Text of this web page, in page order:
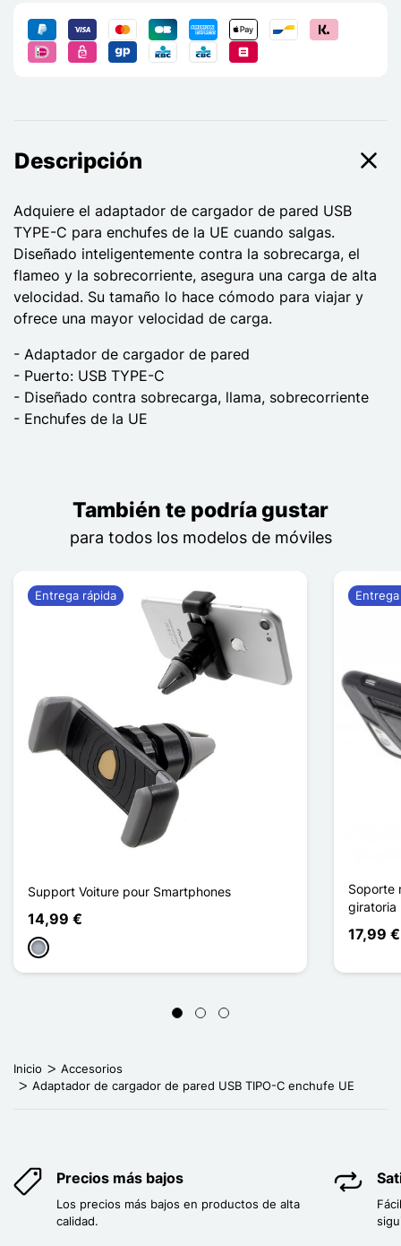
Descripción
Adquiere el adaptador de cargador de pared USB
TYPE-C para enchufes de la UE cuando salgas.
Diseñado inteligentemente contra la sobrecarga, el
flameo y la sobrecorriente, asegura una carga de alta
velocidad. Su tamaño lo hace cómodo para viajar y
ofrece una mayor velocidad de carga.
- Adaptador de cargador de pared
- Puerto: USB TYPE-C
- Diseñado contra sobrecarga, llama, sobrecorriente
- Enchufes de la UE
También te podría gustar
para todos los modelos de móviles
Support Voiture pour Smartphones
14,99 €
Gris
Entrega rápida
Soporte
giratoria
17,99 €
Inicio
Accesorios
Adaptador de cargador de pared USB TIPO-C enchufe UE
Precios más bajos
Los precios más bajos en productos de alta
calidad.